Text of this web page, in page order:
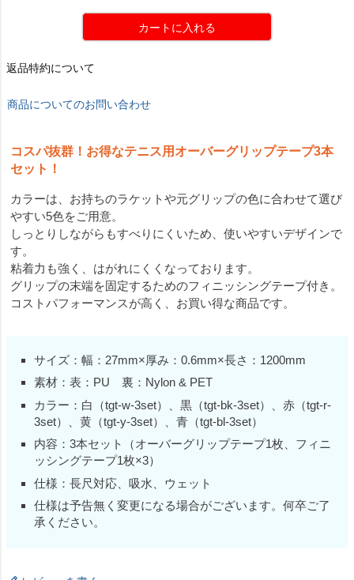
カートに入れる
返品特約について
商品についてのお問い合わせ
コスパ抜群！お得なテニス用オーバーグリップテープ3本
セット！
カラーは、お持ちのラケットや元グリップの色に合わせて選び
やすい5色をご用意。
しっとりしながらもすべりにくいため、使いやすいデザインで
す。
粘着力も強く、はがれにくくなっております。
グリップの末端を固定するためのフィニッシングテープ付き。
コストパフォーマンスが高く、お買い得な商品です。
サイズ：幅：27mm×厚み：0.6mm×長さ：1200mm
素材：表：PU 裏：Nylon & PET
カラー：白（tgt-w-3set）、黒（tgt-bk-3set）、赤（tgt-r-
3set）、黄（tgt-y-3set）、青（tgt-bl-3set）
内容：3本セット（オーバーグリップテープ1枚、フィニ
ッシングテープ1枚×3）
仕様：長尺対応、吸水、ウェット
仕様は予告無く変更になる場合がございます。何卒ご了
承ください。